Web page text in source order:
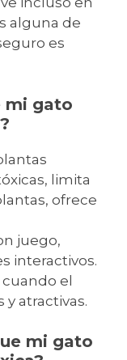
alguna de
es
mi gato
limita
ofrece
juego,
interactivos.
el
atractivas.
mi gato